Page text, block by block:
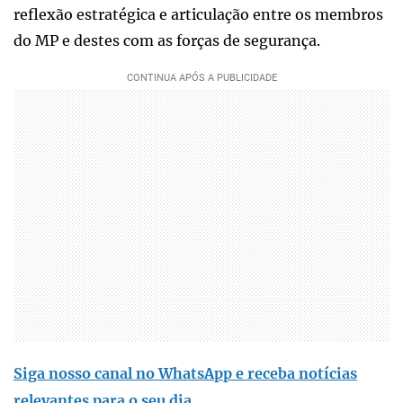
reflexão estratégica e articulação entre os membros
do MP e destes com as forças de segurança.
Siga nosso canal no WhatsApp e receba notícias